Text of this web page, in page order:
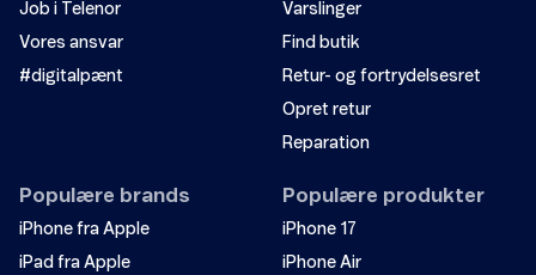
Job i Telenor
Vores ansvar
#digitalpænt
Varslinger
Find butik
Retur- og fortrydelsesret
Opret retur
Reparation
Populære brands
iPhone fra Apple
iPad fra Apple
Populære produkter
iPhone 17
iPhone Air